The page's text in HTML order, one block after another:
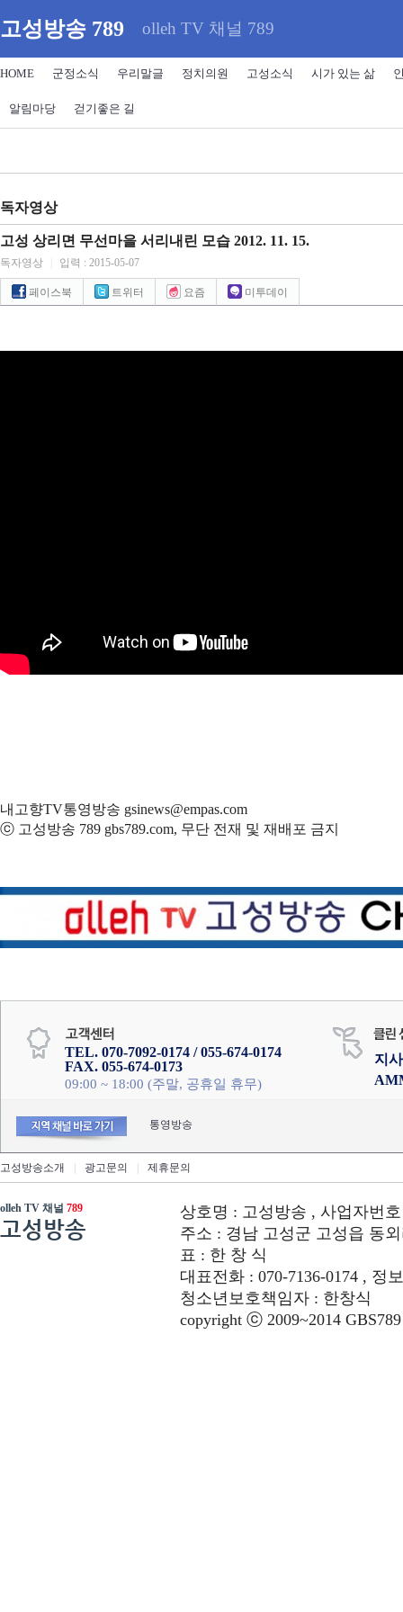
고성방송 789 olleh TV 채널 789
HOME 군정소식 우리말글 정치의원 고성소식 시가 있는 삶
알림마당 걷기좋은 길
독자영상
고성 상리면 무선마을 서리내린 모습 2012. 11. 15.
독자영상 입력 : 2015-05-07
페이스북 트위터 요즘 미투데이
내고향TV통영방송 gsinews@empas.com
ⓒ 고성방송 789 gbs789.com, 무단 전재 및 재배포 금지
TEL. 070-7092-0174 / 055-674-0174
FAX. 055-674-0173
09:00 ~ 18:00 (주말, 공휴일 휴무)
지
통영방송
고성방송소개 광고문의 제휴문의
olleh TV 채널 789
고성방송
상호명 : 고성방송 , 사업자번호
주소 : 경남 고성군 고성읍 동외
표 : 한 창 식
대표전화 : 070-7136-0174 , 정
청소년보호책임자 : 한창식
copyright ⓒ 2009~2014